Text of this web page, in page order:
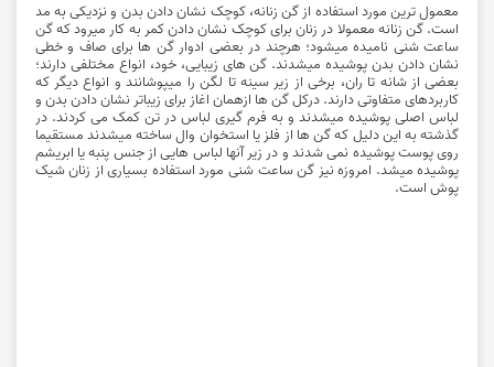
معمول ترین مورد استفاده از گن زنانه، کوچک نشان دادن بدن و نزدیکی به مد
است. گن زنانه معمولا در زنان برای کوچک نشان دادن کمر به کار میرود که گن
ساعت شنی نامیده میشود؛ هرچند در بعضی ادوار گن ها برای صاف و خطی
نشان دادن بدن پوشیده میشدند. گن های زیبایی، خود، انواع مختلفی دارند؛
بعضی از شانه تا ران، برخی از زیر سینه تا لگن را میپوشانند و انواع دیگر که
کاربردهای متفاوتی دارند. درکل گن ها ازهمان اغاز برای زیباتر نشان دادن بدن و
لباس اصلی پوشیده میشدند و به فرم گیری لباس در تن کمک می کردند. در
گذشته به این دلیل که گن ها از فلز یا استخوان وال ساخته میشدند مستقیما
روی پوست پوشیده نمی شدند و در زیر آنها لباس هایی از جنس پنبه یا ابریشم
پوشیده میشد. امروزه نیز گن ساعت شنی مورد استفاده بسیاری از زنان شیک
پوش است.